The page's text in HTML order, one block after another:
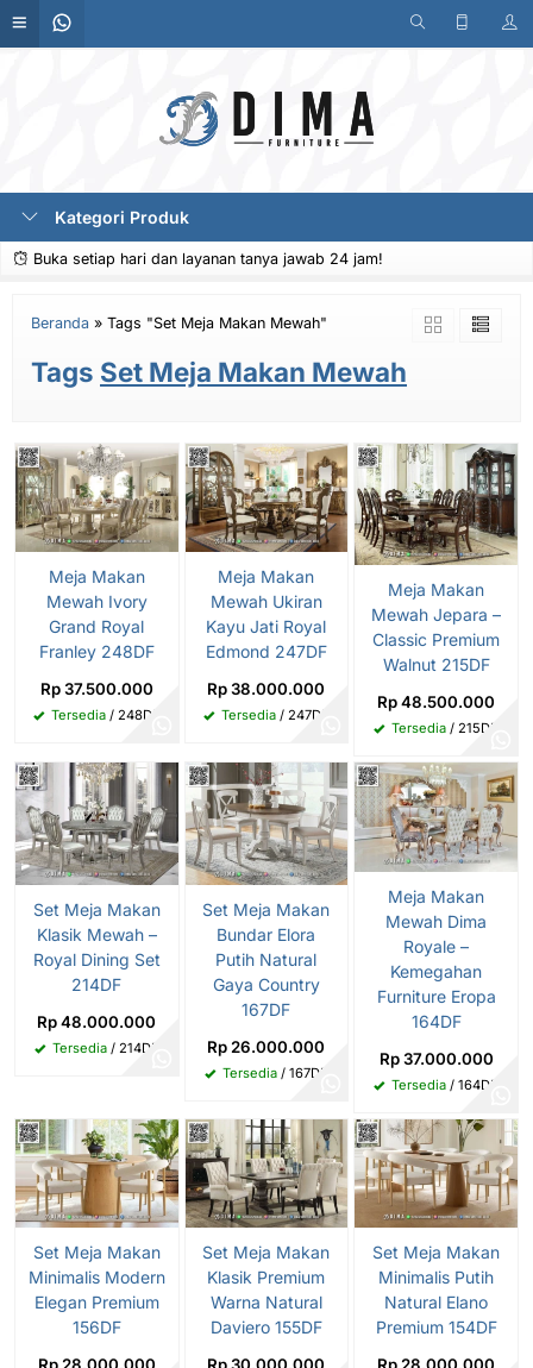
Kategori Produk
Buka setiap hari dan layanan tanya jawab 24 jam!
Beranda » Tags "Set Meja Makan Mewah"
Tags Set Meja Makan Mewah
Meja Makan
Mewah Ivory
Grand Royal
Franley 248DF
Rp 37.500.000
Tersedia/ 248DF
Meja Makan
Mewah Ukiran
Kayu Jati Royal
Edmond 247DF
Rp 38.000.000
Tersedia/ 247DF
Meja Makan
Mewah Jepara –
Classic Premium
Walnut 215DF
Rp 48.500.000
Tersedia / 215DF
Set Meja Makan
Klasik Mewah –
Royal Dining Set
214DF
Rp 48.000.000
Tersedia/ 214DF
Set Meja Makan
Bundar Elora
Putih Natural
Gaya Country
167DF
Rp 26.000.000
Tersedia/ 167DF
Meja Makan
Mewah Dima
Royale –
Kemegahan
Furniture Eropa
164DF
Rp 37.000.000
Tersedia / 164DF
Set Meja Makan
Minimalis Modern
Elegan Premium
156DF
Rp 28.000.000
Set Meja Makan
Klasik Premium
Warna Natural
Daviero 155DF
Rp 30.000.000
Set Meja Makan
Minimalis Putih
Natural Elano
Premium 154DF
Rp 28.000.000